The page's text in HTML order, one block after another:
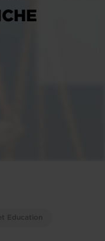
Education